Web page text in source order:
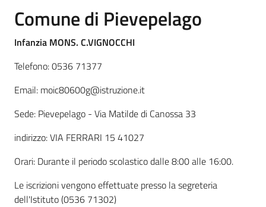
Comune di Pievepelago
Infanzia MONS. C.VIGNOCCHI
Telefono: 0536 71377
Email: moic80600g@istruzione.it
Sede: Pievepelago - Via Matilde di Canossa 33
indirizzo: VIA FERRARI 15 41027
Orari: Durante il periodo scolastico dalle 8:00 alle 16:00.
Le iscrizioni vengono effettuate presso la segreteria
dell'Istituto (0536 71302)